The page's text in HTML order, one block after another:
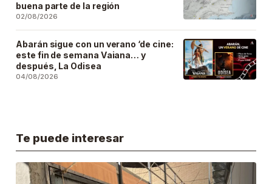
buena parte de la región
02/08/2026
Abarán sigue con un verano ‘de cine:
este fin de semana Vaiana… y
después, La Odisea
04/08/2026
Te puede interesar